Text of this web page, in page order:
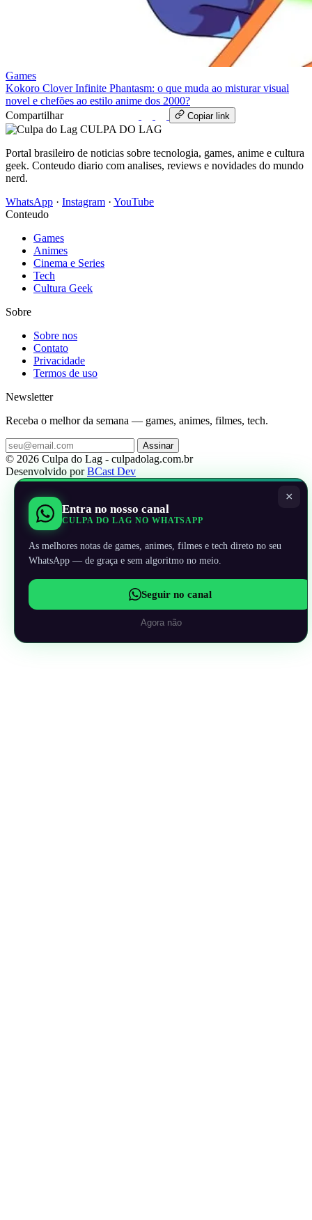
Games
Kokoro Clover Infinite Phantasm: o que muda ao misturar visual
novel e chefões ao estilo anime dos 2000?
Compartilhar
Copiar link
CULPA DO LAG
Portal brasileiro de noticias sobre tecnologia, games, anime e cultura
geek. Conteudo diario com analises, reviews e novidades do mundo
nerd.
WhatsApp · Instagram · YouTube
Conteudo
Games
Animes
Cinema e Series
Tech
Cultura Geek
Sobre
Sobre nos
Contato
Privacidade
Termos de uso
Newsletter
Receba o melhor da semana — games, animes, filmes, tech.
Assinar
© 2026 Culpa do Lag - culpadolag.com.br
Desenvolvido porBCast Dev
×
Entra no nosso canal
CULPA DO LAG NO WHATSAPP
As melhores notas de games, animes, filmes e tech direto no seu
WhatsApp — de graça e sem algoritmo no meio.
Seguir no canal
Agora não